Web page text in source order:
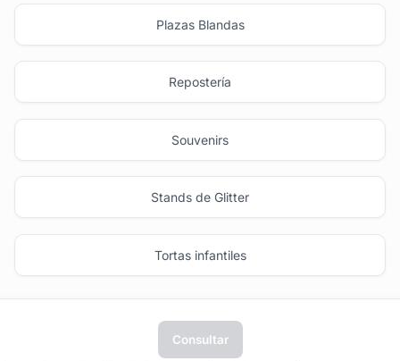
Plazas Blandas
Repostería
Souvenirs
Stands de Glitter
Tortas infantiles
Consultar